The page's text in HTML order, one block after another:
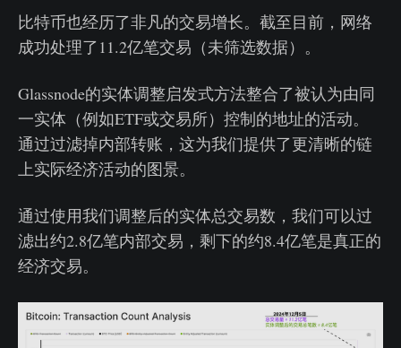
比特币也经历了非凡的交易增长。截至目前，网络
成功处理了11.2亿笔交易（未筛选数据）。
Glassnode的实体调整启发式方法整合了被认为由同
一实体（例如ETF或交易所）控制的地址的活动。
通过过滤掉内部转账，这为我们提供了更清晰的链
上实际经济活动的图景。
通过使用我们调整后的实体总交易数，我们可以过
滤出约2.8亿笔内部交易，剩下的约8.4亿笔是真正的
经济交易。